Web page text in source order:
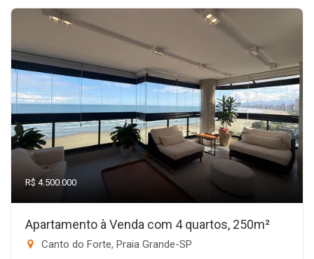
R$ 4.500.000
Apartamento à Venda com 4 quartos, 250m²
Canto do Forte, Praia Grande-SP